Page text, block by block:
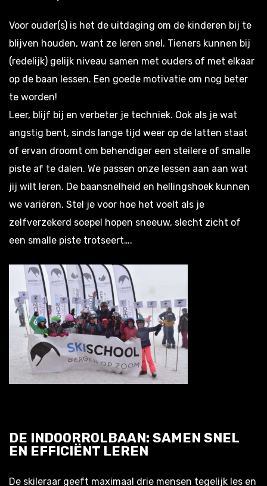
Voor ouder(s) is het de uitdaging om de kinderen bij te
blijven houden, want ze leren snel. Tieners kunnen bij
(redelijk) gelijk niveau samen met ouders of met elkaar
op de baan lessen. Een goede motivatie om nog beter
te worden!
Leer, blijf bij en verbeter je techniek. Ook als je wat
angstig bent, sinds lange tijd weer op de latten staat
of ervan droomt om behendiger een steilere of smalle
piste af te dalen. We passen onze lessen aan aan wat
jij wilt leren. De baansnelheid en hellingshoek kunnen
we variëren. Stel je voor hoe het voelt als je
zelfverzekerd soepel hopen sneeuw, slecht zicht of
een smalle piste trotseert….
DE INDOORROLBAAN: SAMEN SNEL
EN EFFICIËNT LEREN
De skileraar geeft maximaal drie mensen tegelijk les en